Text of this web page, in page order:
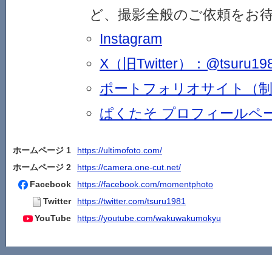
ど、撮影全般のご依頼をお
Instagram
X（旧Twitter）：
ポートフォリオサイト（
ぱくたそ プロフィールペ
ホームページ 1
https://ultimofoto.com/
ホームページ 2
https://camera.one-cut.net/
Facebook
https://facebook.com/momentphoto
Twitter
https://twitter.com/tsuru1981
YouTube
https://youtube.com/wakuwakumokyu